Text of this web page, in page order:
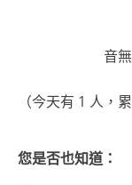
音
（今天有 1 人，
您是否也知道：